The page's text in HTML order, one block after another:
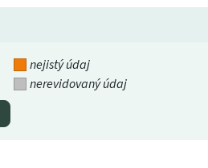
nejistý údaj
nerevidovaný údaj